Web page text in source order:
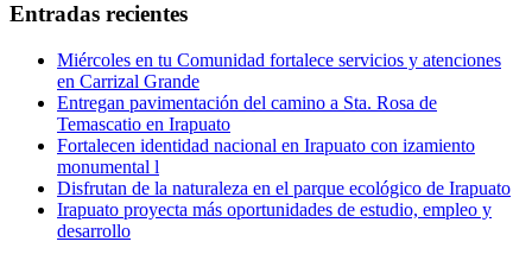
Entradas recientes
Miércoles en tu Comunidad fortalece servicios y atenciones
en Carrizal Grande
Entregan pavimentación del camino a Sta. Rosa de
Temascatio en Irapuato
Fortalecen identidad nacional en Irapuato con izamiento
monumental l
Disfrutan de la naturaleza en el parque ecológico de Irapuato
Irapuato proyecta más oportunidades de estudio, empleo y
desarrollo